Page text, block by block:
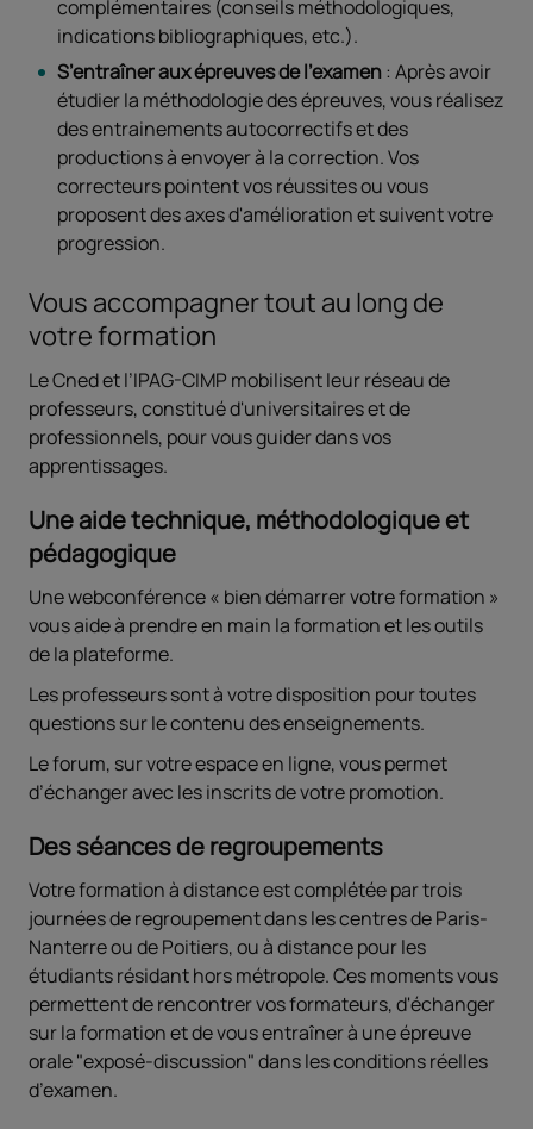
complémentaires (conseils méthodologiques,
indications bibliographiques, etc.).
S’entraîner aux épreuves de l’examen: Après avoir
étudier la méthodologie des épreuves, vous réalisez
des entrainements autocorrectifs et des
productions à envoyer à la correction. Vos
correcteurs pointent vos réussites ou vous
proposent des axes d'amélioration et suivent votre
progression.
Vous accompagner tout au long de
votre formation
Le Cned et l’IPAG-CIMP mobilisent leur réseau de
professeurs, constitué d'universitaires et de
professionnels, pour vous guider dans vos
apprentissages.
Une aide technique, méthodologique et
pédagogique
Une webconférence « bien démarrer votre formation »
vous aide à prendre en main la formation et les outils
de la plateforme.
Les professeurs sont à votre disposition pour toutes
questions sur le contenu des enseignements.
Le forum, sur votre espace en ligne, vous permet
d’échanger avec les inscrits de votre promotion.
Des séances de regroupements
Votre formation à distance est complétée par trois
journées de regroupement dans les centres de Paris-
Nanterre ou de Poitiers, ou à distance pour les
étudiants résidant hors métropole. Ces moments vous
permettent de rencontrer vos formateurs, d'échanger
sur la formation et de vous entraîner à une épreuve
orale "exposé-discussion" dans les conditions réelles
d’examen.